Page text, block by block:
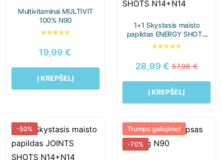
Tabletės
Multivitaminai MULTIVIT
100% N90
19,99 €
Į KREPŠELĮ
1+1 Skystasis maisto
papildas ENERGY SHOTS
N14+N14
57,98€
28,99 €
Į KREPŠELĮ
-50%
Trumpo galiojimo!
-70%